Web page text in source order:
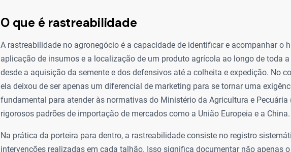
O que é rastreabilidade
A rastreabilidade no agronegócio é a capacidade de identificar e acompanhar o
aplicação de insumos e a localização de um produto agrícola ao longo de toda
desde a aquisição da semente e dos defensivos até a colheita e expedição. No
ela deixou de ser apenas um diferencial de marketing para se tornar uma
fundamental para atender às normativas do Ministério da Agricultura e Pecuária
rigorosos padrões de importação de mercados como a União Europeia e a China.
Na prática da porteira para dentro, a rastreabilidade consiste no registro
intervenções realizadas em cada talhão. Isso significa documentar não apenas